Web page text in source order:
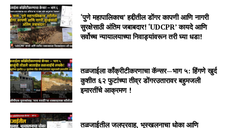
‘पुणे महापालिकाच’ हद्दीतील डोंगर कापणी आणि नागरी
सुरक्षेसाठी अंतिम जबाबदार! ‘UDCPR’ कायदे आणि
सर्वोच्च न्यायालयाच्या निवाड्यांवरून तरी घ्या धडा!
तळजाईला काँक्रीटीकरणाचा कॅन्सर—भाग ५: हिंगणे खुर्द
कुशीत ६२ फुटांच्या तीव्र डोंगरउतारावर बहुमजली
इमारतींचे आक्रमण !
तळजाईतील जलप्रवाह, भूस्खलनाचा धोका आणि